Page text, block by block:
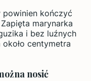
powinien kończyć
marynarka
i bez luźnych
około centymetra
nosić